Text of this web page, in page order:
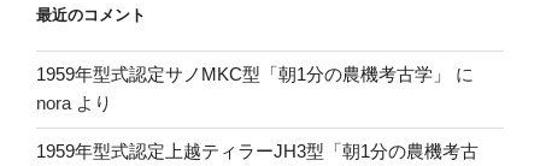
最近のコメント
1959年型式認定サノMKC型「朝1分の農機考古学」
に
nora より
1959年型式認定上越ティラーJH3型「朝1分の農機考古